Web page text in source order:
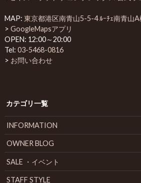
MAP: 東京都港区南青山5-5-4 ﾙｰﾁｪ南青山A
> GoogleMapsアプリ
OPEN: 12:00～20:00
Tel: 03-5468-0816
> お問い合わせ
カテゴリ一覧
INFORMATION
OWNER BLOG
SALE ・イベント
STAFF STYLE